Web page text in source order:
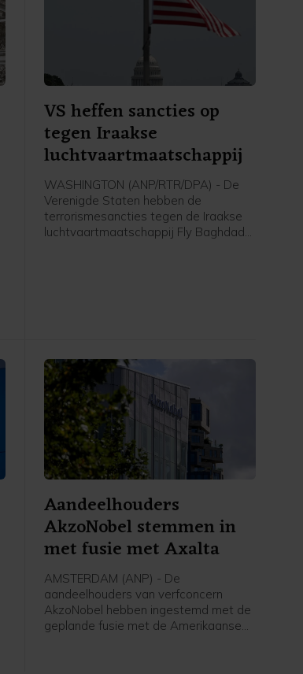
VS heffen sancties op
tegen Iraakse
luchtvaartmaatschappij
WASHINGTON (ANP/RTR/DPA) - De
Verenigde Staten hebben de
terrorismesancties tegen de Iraakse
luchtvaartmaatschappij Fly Baghdad
Aandeelhouders
AkzoNobel stemmen in
met fusie met Axalta
AMSTERDAM (ANP) - De
aandeelhouders van verfconcern
AkzoNobel hebben ingestemd met de
geplande fusie met de Amerikaanse